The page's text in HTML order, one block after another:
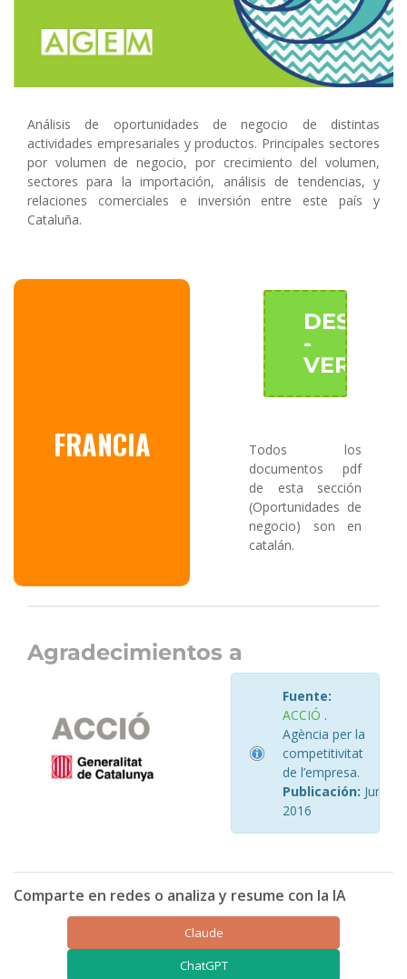
Análisis de oportunidades de negocio de distintas
actividades empresariales y productos. Principales sectores
por volumen de negocio, por crecimiento del volumen,
sectores para la importación, análisis de tendencias, y
relaciones comerciales e inversión entre este país y
Cataluña.
FRANCIA
-
VER
Todos los
documentos pdf
de esta sección
(Oportunidades de
negocio) son en
catalán.
Agradecimientos a
Fuente:
ACCIÓ .
Agència per la
competitivitat
de l’empresa.
Publicación: Junio
2016
Comparte en redes o analiza y resume con la IA
Claude
ChatGPT